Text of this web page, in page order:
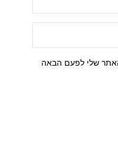
שלי לפעם הבאה